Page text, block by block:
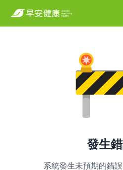
發生
系統發生未預期的錯誤